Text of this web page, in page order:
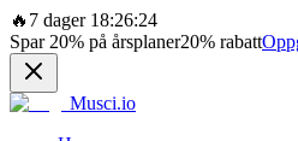
🔥 7 dager 18:26:24
Spar 20% på årsplaner20% rabatt
Musci.io